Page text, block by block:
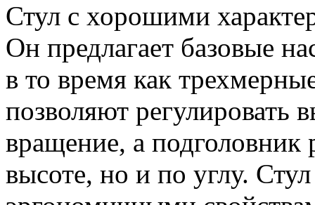
Стул с хорошими
Он предлагает базовые
в то время как
позволяют регулировать
вращение, а подголовник
высоте, но и по углу.